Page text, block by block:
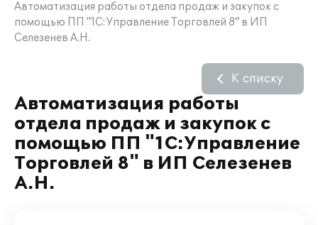
Автоматизация работы отдела продаж и закупок с
помощью ПП "1С:Управление Торговлей 8" в ИП
Селезенев А.Н.
Автоматизация работы
отдела продаж и закупок с
помощью ПП "1С:Управление
Торговлей 8" в ИП Селезенев
А.Н.
К списку